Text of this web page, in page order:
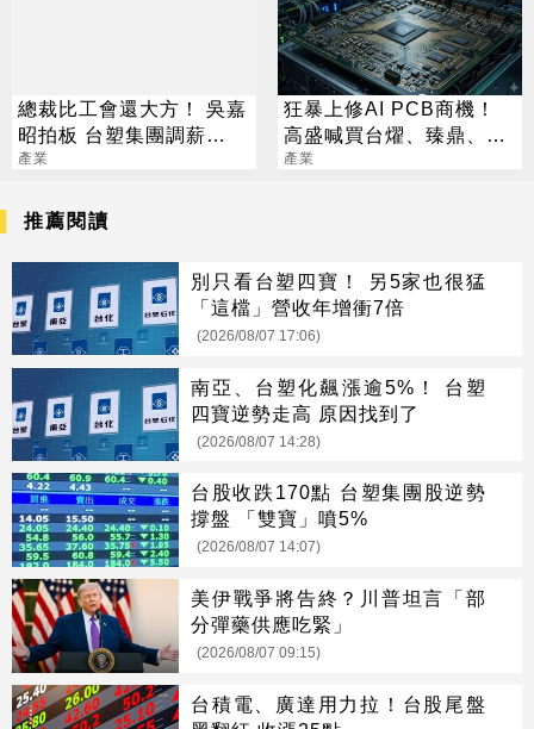
總裁比工會還大方！ 吳嘉
昭拍板 台塑集團調薪
4.5%
產業
狂暴上修AI PCB商機！
高盛喊買台燿、臻鼎、台
產業
推薦閱讀
別只看台塑四寶！ 另5家也很猛
「這檔」營收年增衝7倍
(2026/08/07 17:06)
南亞、台塑化飆漲逾5%！ 台塑
四寶逆勢走高 原因找到了
(2026/08/07 14:28)
台股收跌170點 台塑集團股逆勢
撐盤 「雙寶」噴5%
(2026/08/07 14:07)
美伊戰爭將告終？川普坦言「部
分彈藥供應吃緊」
(2026/08/07 09:15)
台積電、廣達用力拉！台股尾盤